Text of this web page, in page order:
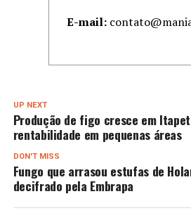
E-mail:
UP NEXT
Produção de figo cresce em
rentabilidade em pequenas áreas
DON'T MISS
Fungo que arrasou estufas de
decifrado pela Embrapa